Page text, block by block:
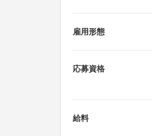
雇用形態
応募資格
給料